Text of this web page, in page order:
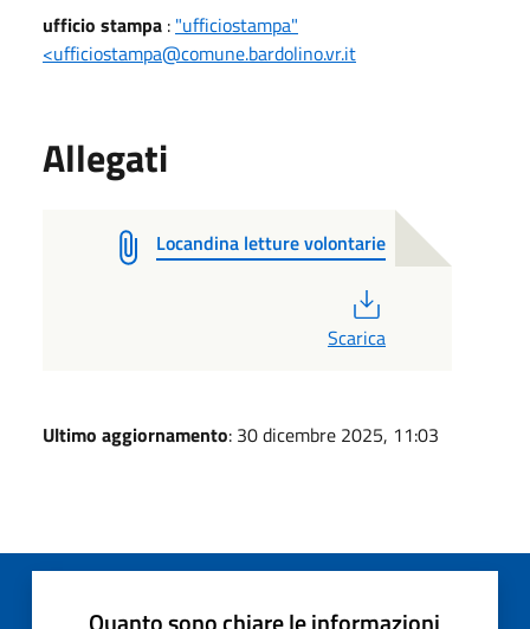
ufficio stampa : "ufficiostampa"
<ufficiostampa@comune.bardolino.vr.it
Allegati
Locandina letture volontarie
Scarica
Ultimo aggiornamento: 30 dicembre 2025, 11:03